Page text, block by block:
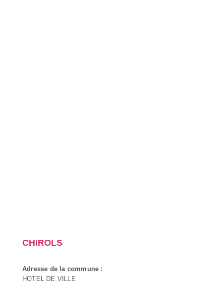
CHIROLS
Adresse de la commune :
HOTEL DE VILLE